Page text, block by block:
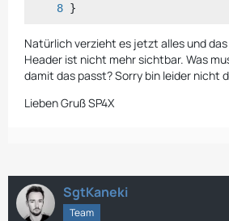
}
Natürlich verzieht es jetzt alles und
Header ist nicht mehr sichtbar. Was
damit das passt? Sorry bin leider nicht
Lieben Gruß SP4X
SgtKaneki
Team